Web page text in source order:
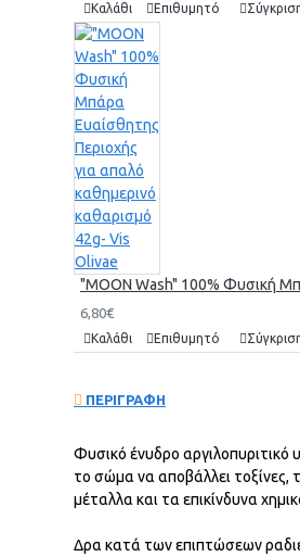
Καλάθι Επιθυμητό
"MOON Wash" 100% Φυσική
6,80€
Καλάθι Επιθυμητό
ΠΕΡΙΓΡΑΦΗ
Φυσικό ένυδρο αργιλοπυριτικό
το σώμα να αποβάλλει τοξίνες,
μέταλλα και τα επικίνδυνα
Δρα κατά των επιπτώσεων